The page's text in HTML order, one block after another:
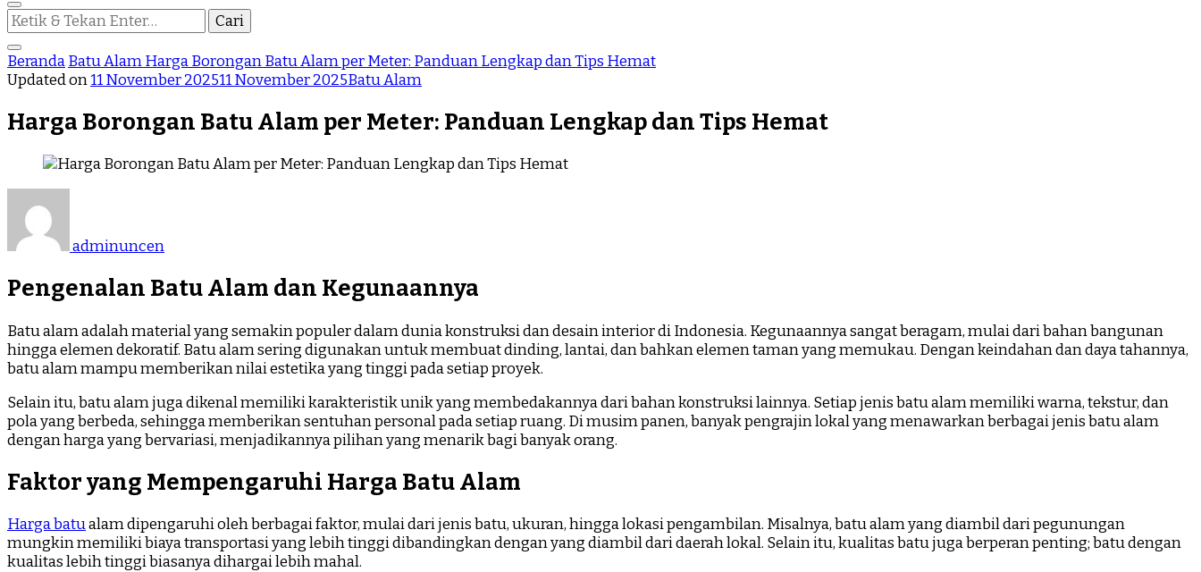
Mencari
Sesuatu?
BerandaBatu AlamHarga Borongan Batu Alam per Meter: Panduan Lengkap dan Tips Hemat
Updated on11 November 202511 November 2025Batu Alam
Harga Borongan Batu Alam per Meter: Panduan Lengkap dan Tips Hemat
adminuncen
Pengenalan Batu Alam dan Kegunaannya
Batu alam adalah material yang semakin populer dalam dunia konstruksi dan desain interior di Indonesia. Kegunaannya sangat beragam, mulai dari bahan bangunan
hingga elemen dekoratif. Batu alam sering digunakan untuk membuat dinding, lantai, dan bahkan elemen taman yang memukau. Dengan keindahan dan daya tahannya,
batu alam mampu memberikan nilai estetika yang tinggi pada setiap proyek.
Selain itu, batu alam juga dikenal memiliki karakteristik unik yang membedakannya dari bahan konstruksi lainnya. Setiap jenis batu alam memiliki warna, tekstur, dan
pola yang berbeda, sehingga memberikan sentuhan personal pada setiap ruang. Di musim panen, banyak pengrajin lokal yang menawarkan berbagai jenis batu alam
dengan harga yang bervariasi, menjadikannya pilihan yang menarik bagi banyak orang.
Faktor yang Mempengaruhi Harga Batu Alam
Harga batualam dipengaruhi oleh berbagai faktor, mulai dari jenis batu, ukuran, hingga lokasi pengambilan. Misalnya, batu alam yang diambil dari pegunungan
mungkin memiliki biaya transportasi yang lebih tinggi dibandingkan dengan yang diambil dari daerah lokal. Selain itu, kualitas batu juga berperan penting; batu dengan
kualitas lebih tinggi biasanya dihargai lebih mahal.